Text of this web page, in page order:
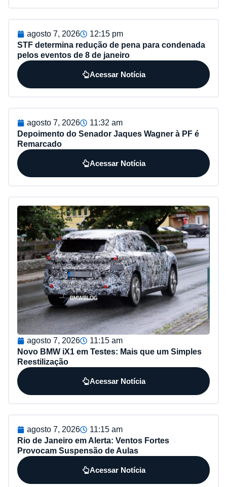
agosto 7, 2026
12:15 pm
STF determina redução de pena para condenada
pelos eventos de 8 de janeiro
Acessar Notícia
agosto 7, 2026
11:32 am
Depoimento do Senador Jaques Wagner à PF é
Remarcado
Acessar Notícia
agosto 7, 2026
11:15 am
Novo BMW iX1 em Testes: Mais que um Simples
Reestilização
Acessar Notícia
agosto 7, 2026
11:15 am
Rio de Janeiro em Alerta: Ventos Fortes
Provocam Suspensão de Aulas
Acessar Notícia